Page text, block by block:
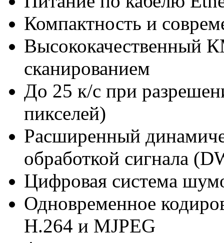
Компактность и
Высококачественный
сканированием
До 25 к/с при
пикселей)
Расширенный
обработкой сигнала
Цифровая система
Одновременное
Н.264 и MJPEG